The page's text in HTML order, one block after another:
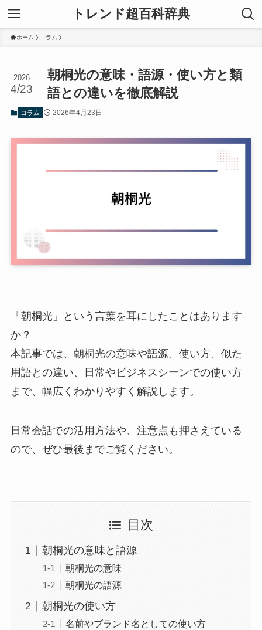
トレンド超百科辞典
ホーム コラム
朝桐光の意味・語源・使い方と類
語との違いを徹底解説
2026
4/23
コラム 2026年4月23日
「朝桐光」という言葉を耳にしたことはあります
か？
本記事では、朝桐光の意味や語源、使い方、似た
用語との違い、日常やビジネスシーンでの使い方
まで、幅広くわかりやすく解説します。
日常会話での活用方法や、注意点も押さえている
ので、ぜひ最後までご覧ください。
目次
朝桐光の意味と語源
朝桐光の意味
朝桐光の語源
朝桐光の使い方
名前やブランド名としての使い方